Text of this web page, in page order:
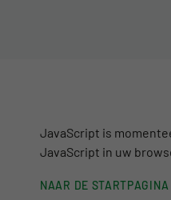
JavaScript is
JavaScript in uw
NAAR DE STARTPAGINA